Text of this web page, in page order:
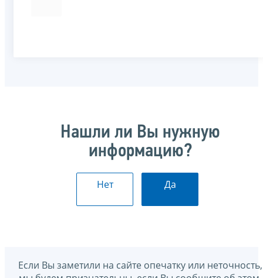
Нашли ли Вы нужную
информацию?
Нет Да
Если Вы заметили на сайте опечатку или неточность,